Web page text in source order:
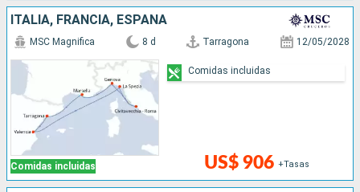
ITALIA, FRANCIA, ESPAÑA
Comidas incluidas
MSC Magnifica 8 d Tarragona 12/05/2028
US$ 906 +Tasas
Comidas incluidas